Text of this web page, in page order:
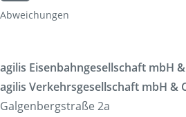
Abweichungen
agilis Eisenbahngesellschaft mbH &
agilis Verkehrsgesellschaft mbH &
Galgenbergstraße 2a